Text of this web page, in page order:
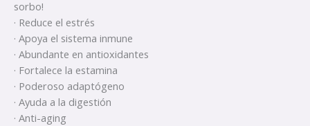
sorbo!
· Reduce el estrés
· Apoya el sistema inmune
· Abundante en antioxidantes
· Fortalece la estamina
· Poderoso adaptógeno
· Ayuda a la digestión
· Anti-aging